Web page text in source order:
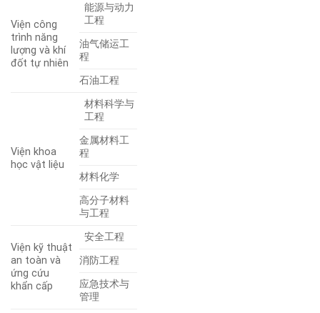
Viện công
trình năng
lượng và khí
đốt tự nhiên
能源与动力
工程
油气储运工
程
石油工程
Viện khoa
học vật liệu
材料科学与
工程
金属材料工
程
材料化学
高分子材料
与工程
Viện kỹ thuật
an toàn và
ứng cứu
khẩn cấp
安全工程
消防工程
应急技术与
管理